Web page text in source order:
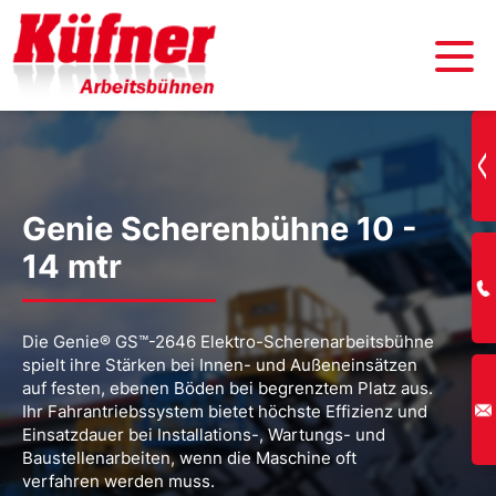
Genie Scherenbühne 10 -
14 mtr
Die Genie® GS™-2646 Elektro-Scherenarbeitsbühne
spielt ihre Stärken bei Innen- und Außeneinsätzen
auf festen, ebenen Böden bei begrenztem Platz aus.
Ihr Fahrantriebssystem bietet höchste Effizienz und
Einsatzdauer bei Installations-, Wartungs- und
Baustellenarbeiten, wenn die Maschine oft
verfahren werden muss.